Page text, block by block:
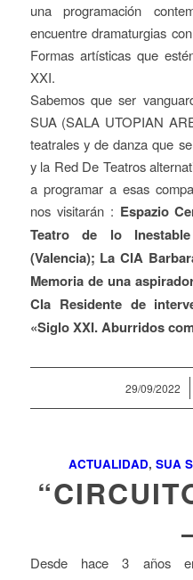
una programación
encuentre dramaturgias
Formas artísticas que
XXI.
Sabemos que ser
SUA (SALA UTOPIAN
teatrales y de danza que
y la Red De Teatros
a programar a esas
nos visitarán : Espazio
Teatro de lo
(Valencia); La CIA
Memoria de una
CIa Residente de
«Siglo XXI. Aburridos
29/09/2022
/
ACTUALIDAD, SUA
Desde hace 3 años